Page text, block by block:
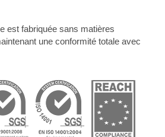
est fabriquée sans matières
une conformité totale avec